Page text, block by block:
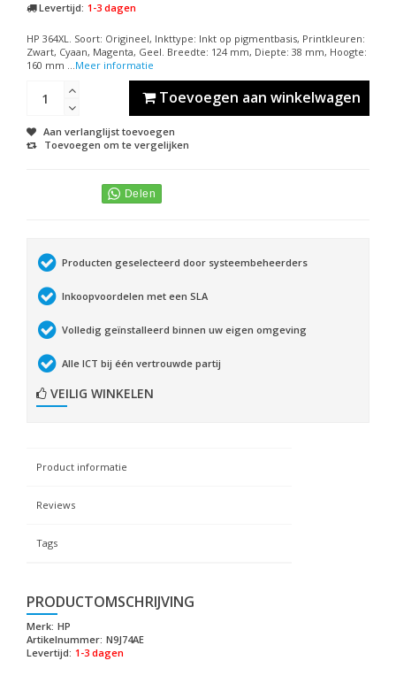
Levertijd: 1-3 dagen
HP 364XL. Soort: Origineel, Inkttype: Inkt op pigmentbasis, Printkleuren:
Zwart, Cyaan, Magenta, Geel. Breedte: 124 mm, Diepte: 38 mm, Hoogte:
160 mm ...Meer informatie
Toevoegen aan winkelwagen
Aan verlanglijst toevoegen
Toevoegen om te vergelijken
Producten geselecteerd door systeembeheerders
Inkoopvoordelen met een SLA
Volledig geïnstalleerd binnen uw eigen omgeving
Alle ICT bij één vertrouwde partij
VEILIG WINKELEN
Product informatie
Reviews
Tags
PRODUCTOMSCHRIJVING
Merk: HP
Artikelnummer: N9J74AE
Levertijd: 1-3 dagen